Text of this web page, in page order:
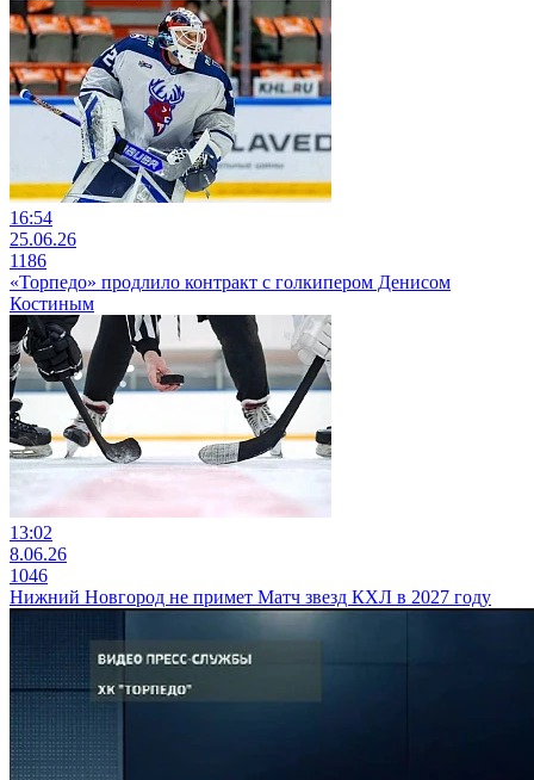
16:54
25.06.26
1186
«Торпедо» продлило контракт с голкипером Денисом
Костиным
13:02
8.06.26
1046
Нижний Новгород не примет Матч звезд КХЛ в 2027 году